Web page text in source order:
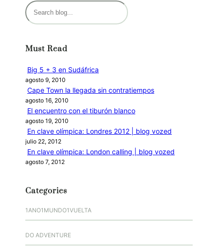
B
u
a
Must Read
Big 5 + 3 en Sudáfrica
agosto 9, 2010
Cape Town la llegada sin contratiempos
agosto 16, 2010
El encuentro con el tiburón blanco
agosto 19, 2010
En clave olímpica: Londres 2012 | blog vozed
julio 22, 2012
En clave olímpica: London calling | blog vozed
agosto 7, 2012
Categories
1ANO1MUNDO1VUELTA
DO ADVENTURE